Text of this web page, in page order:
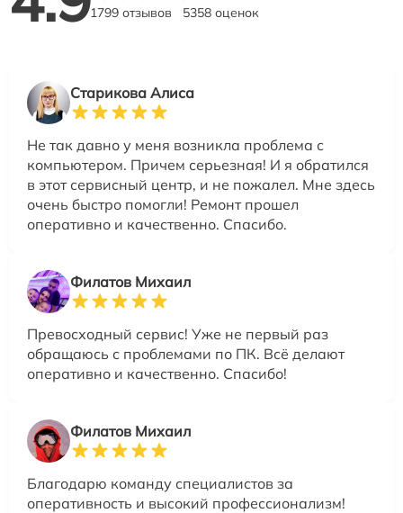
1799 отзывов 5358 оценок
Старикова Алиса
Не так давно у меня возникла проблема с
компьютером. Причем серьезная! И я обратился
в этот сервисный центр, и не пожалел. Мне здесь
очень быстро помогли! Ремонт прошел
оперативно и качественно. Спасибо.
Филатов Михаил
Превосходный сервис! Уже не первый раз
обращаюсь с проблемами по ПК. Всё делают
оперативно и качественно. Спасибо!
Филатов Михаил
Благодарю команду специалистов за
оперативность и высокий профессионализм!